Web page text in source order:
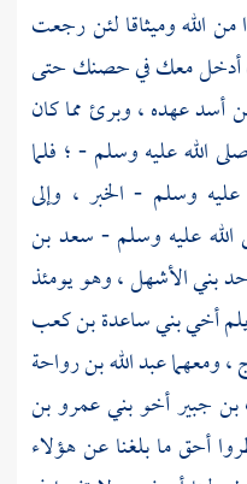
الله وميثاقا لئن رجعت
أدخل معك في حصنك حتى
أسدعهده ، وبرئ مما كان
الله عليه وسلم - ؛ فلما
وسلم - الخبر ، وإلى
عليه وسلم -سعد بن
بني الأشهل ،وهو يومئذ
أخي بني ساعدة بن كعب
،ومعهماعبد الله بن رواحة
جبير أخو بني عمرو بن
أحق ما بلغنا عن هؤلاء